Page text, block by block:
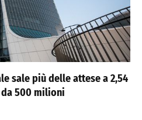
sale più delle attese a 2,54
500 milioni